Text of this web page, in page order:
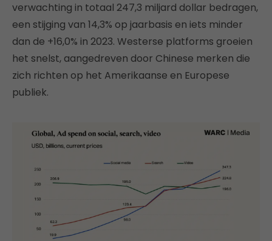
verwachting in totaal 247,3 miljard dollar bedragen,
een stijging van 14,3% op jaarbasis en iets minder
dan de +16,0% in 2023. Westerse platforms groeien
het snelst, aangedreven door Chinese merken die
zich richten op het Amerikaanse en Europese
publiek.